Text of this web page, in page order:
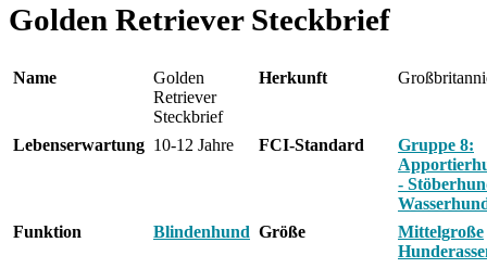
Golden Retriever Steckbrief
Name
Golden
Retriever
Steckbrief
Herkunft
Lebenserwartung 10-12 Jahre FCI-Standard
Gruppe 8:
-
Funktion
Blindenhund Größe
Mittelgroße